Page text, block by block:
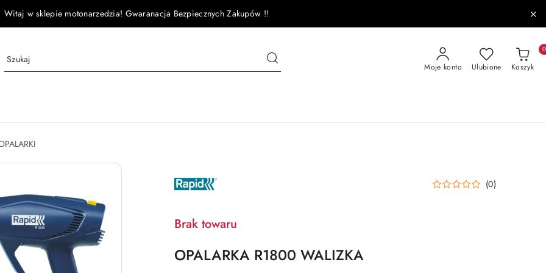
Witaj w sklepie motonarzedzia! Gwaranacja Bezpiecznych Zakupów !!
Moje konto Ulubione Koszyk
0
PRODUCENTA:
RAPID (0)
Brak towaru
OPALARKA R1800 WALIZKA